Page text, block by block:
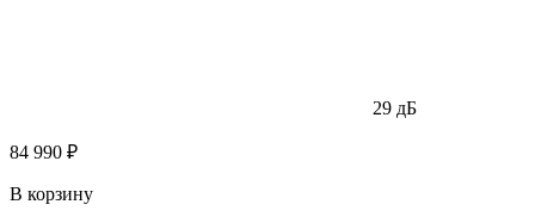
29 дБ
84 990 ₽
В корзину